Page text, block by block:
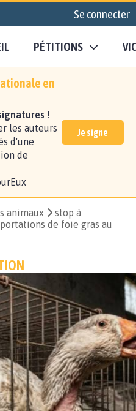
Se connecter
PÉTITIONS
en
!
les auteurs
d'une
de
Je signe
animaux
stop à
de foie gras au